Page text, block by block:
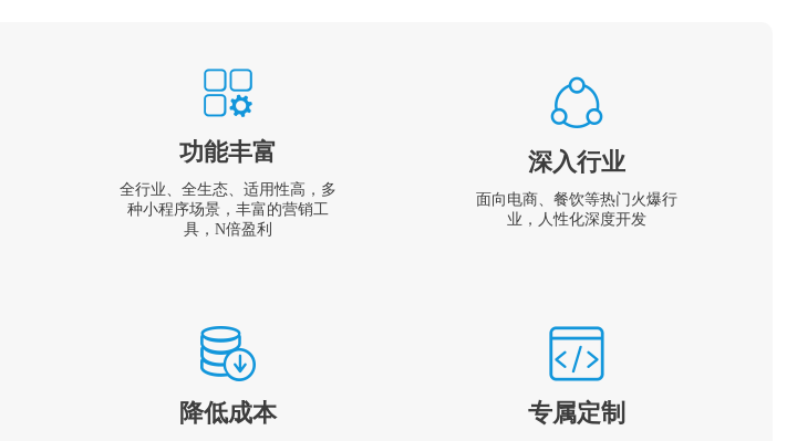
功能丰富
全行业、全生态、适用性高，多
种小程序场景，丰富的营销工
具，N倍盈利
深入行业
面向电商、餐饮等热门火爆行
业，人性化深度开发
降低成本 专属定制